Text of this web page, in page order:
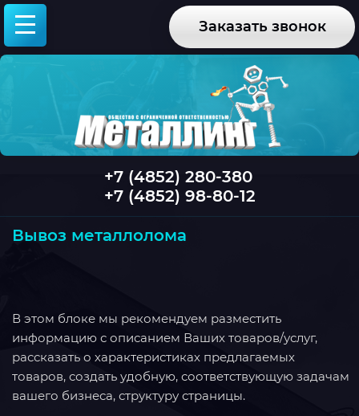
Заказать звонок
+7 (4852) 280-380
+7 (4852) 98-80-12
Вывоз металлолома
В этом блоке мы рекомендуем разместить
информацию с описанием Ваших товаров/услуг,
рассказать о характеристиках предлагаемых
товаров, создать удобную, соответствующую задачам
вашего бизнеса, структуру страницы.